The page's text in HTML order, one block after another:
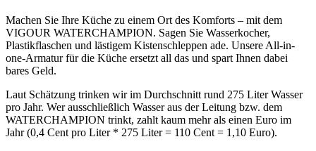
Machen Sie Ihre Küche zu einem Ort des Komforts – mit dem
VIGOUR WATERCHAMPION. Sagen Sie Wasserkocher,
Plastikflaschen und lästigem Kistenschleppen ade. Unsere All-in-
one-Armatur für die Küche ersetzt all das und spart Ihnen dabei
bares Geld.
Laut Schätzung trinken wir im Durchschnitt rund 275 Liter Wasser
pro Jahr. Wer ausschließlich Wasser aus der Leitung bzw. dem
WATERCHAMPION trinkt, zahlt kaum mehr als einen Euro im
Jahr (0,4 Cent pro Liter * 275 Liter = 110 Cent = 1,10 Euro).